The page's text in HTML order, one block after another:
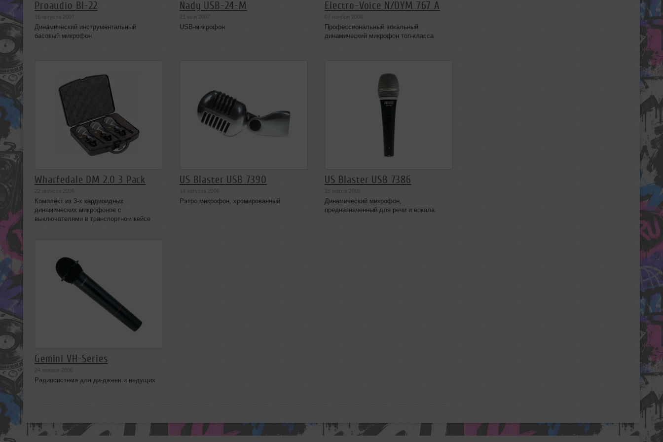
Proaudio BI-22
16 августа 2007
Динамический инструментальный
басовый микрофон
Nady USB-24-M
21 мая 2007
USB-микрофон
Electro-Voice N/DYM 767 A
07 ноября 2006
Профессиональный вокальный
динамический микрофон топ-класса
Wharfedale DM 2.0 3 Pack
22 августа 2006
Комплект из 3-х кардиоидных
динамических микрофонов с
выключателями в транспортном кейсе
US Blaster USB 7390
14 августа 2006
Рэтро микрофон, хромированный
US Blaster USB 7386
15 марта 2006
Динамический микрофон,
предназначенный для речи и вокала.
Gemini VH-Series
24 января 2006
Радиосистема для ди-джеев и ведущих